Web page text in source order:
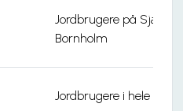
Jordbrugere på
Bornholm
Jordbrugere i hele